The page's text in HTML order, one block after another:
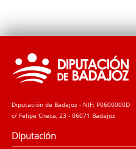
Diputación de Badajoz - NIF: P0600000D
c/ Felipe Checa, 23 - 06071 Badajoz
Diputación